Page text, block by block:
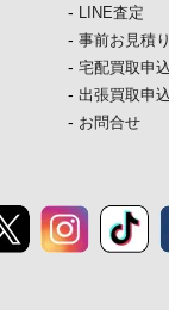
- LINE査定
- 事前お見積
- 宅配買取申
- 出張買取申
- お問合せ